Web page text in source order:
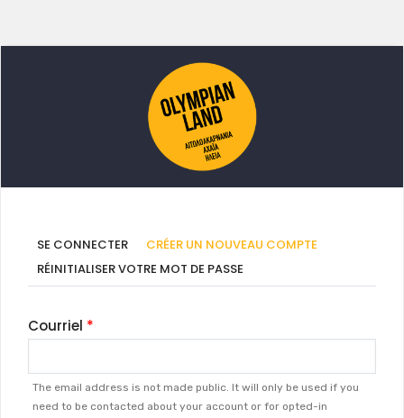
Onglets
principaux
SE CONNECTER CRÉER UN NOUVEAU COMPTE
RÉINITIALISER VOTRE MOT DE PASSE
Courriel
The email address is not made public. It will only be used if you
need to be contacted about your account or for opted-in